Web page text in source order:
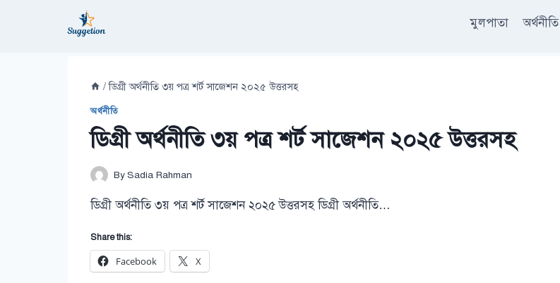
মুলপাতা অর্থনীতি
/ ডিগ্রী অর্থনীতি ৩য় পত্র শর্ট সাজেশন ২০২৫ উত্তরসহ
অর্থনীতি
ডিগ্রী অর্থনীতি ৩য় পত্র শর্ট সাজেশন ২০২৫ উত্তরসহ
BySadia Rahman
ডিগ্রী অর্থনীতি ৩য় পত্র শর্ট সাজেশন ২০২৫ উত্তরসহ ডিগ্রী অর্থনীতি…
Share this:
Facebook X